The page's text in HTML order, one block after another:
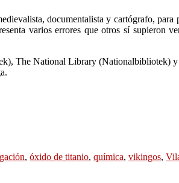
documentalista y cartógrafo,
varios errores que otros sí supieron
The National Library (Nationalbibliotek)
, óxido de titanio, química, vikingos,